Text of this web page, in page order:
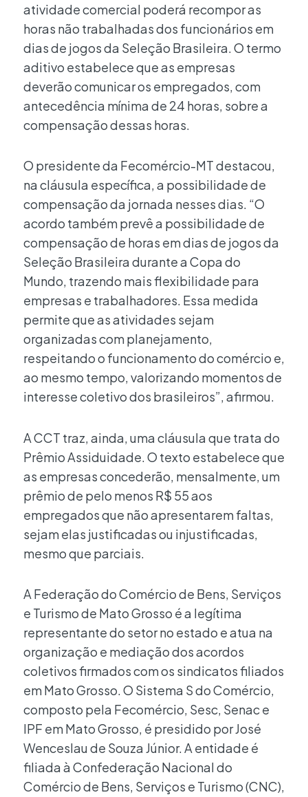
atividade comercial poderá recompor as
horas não trabalhadas dos funcionários em
dias de jogos da Seleção Brasileira. O termo
aditivo estabelece que as empresas
deverão comunicar os empregados, com
antecedência mínima de 24 horas, sobre a
compensação dessas horas.
O presidente da Fecomércio-MT destacou,
na cláusula específica, a possibilidade de
compensação da jornada nesses dias. “O
acordo também prevê a possibilidade de
compensação de horas em dias de jogos da
Seleção Brasileira durante a Copa do
Mundo, trazendo mais flexibilidade para
empresas e trabalhadores. Essa medida
permite que as atividades sejam
organizadas com planejamento,
respeitando o funcionamento do comércio e,
ao mesmo tempo, valorizando momentos de
interesse coletivo dos brasileiros”, afirmou.
A CCT traz, ainda, uma cláusula que trata do
Prêmio Assiduidade. O texto estabelece que
as empresas concederão, mensalmente, um
prêmio de pelo menos R$ 55 aos
empregados que não apresentarem faltas,
sejam elas justificadas ou injustificadas,
mesmo que parciais.
A Federação do Comércio de Bens, Serviços
e Turismo de Mato Grosso é a legítima
representante do setor no estado e atua na
organização e mediação dos acordos
coletivos firmados com os sindicatos filiados
em Mato Grosso. O Sistema S do Comércio,
composto pela Fecomércio, Sesc, Senac e
IPF em Mato Grosso, é presidido por José
Wenceslau de Souza Júnior. A entidade é
filiada à Confederação Nacional do
Comércio de Bens, Serviços e Turismo (CNC),